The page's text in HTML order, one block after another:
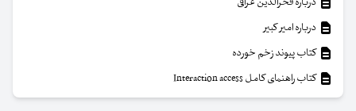
درباره امیر کبیر
کتاب پیوند زخم خورده
کتاب راهنمای کامل Interaction access